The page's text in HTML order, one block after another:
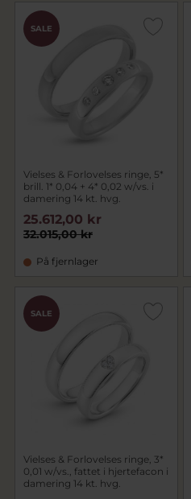
SALE
Vielses & Forlovelses ringe, 5*
brill. 1* 0,04 + 4* 0,02 w/vs. i
damering 14 kt. hvg.
32.015,00 kr
25.612,00 kr
På fjernlager
SALE
Vielses & Forlovelses ringe, 3*
0,01 w/vs., fattet i hjertefacon i
damering 14 kt. hvg.